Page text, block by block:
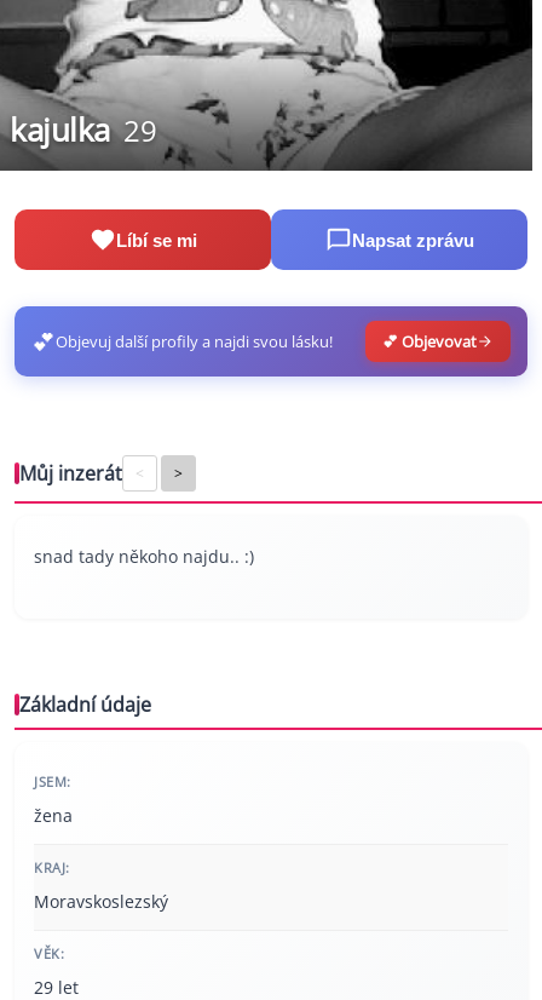
kajulka 29
Líbí se mi Napsat zprávu
💕Objevuj další profily a najdi svou lásku! 💕 Objevovat
Můj inzerát < >
snad tady někoho najdu.. :)
Základní údaje
JSEM:
žena
KRAJ:
Moravskoslezský
VĚK:
29 let